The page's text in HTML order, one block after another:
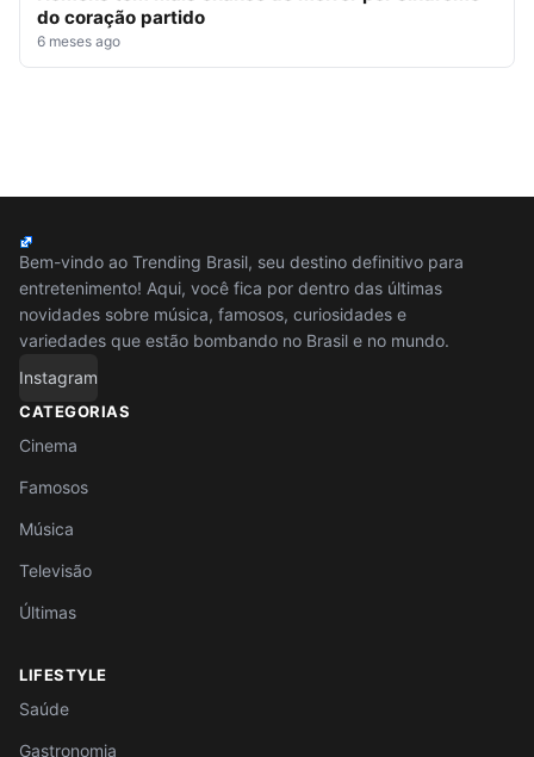
do coração partido
6 meses ago
Bem-vindo ao Trending Brasil, seu destino definitivo para
entretenimento! Aqui, você fica por dentro das últimas
novidades sobre música, famosos, curiosidades e
variedades que estão bombando no Brasil e no mundo.
Instagram
CATEGORIAS
Cinema
Famosos
Música
Televisão
Últimas
LIFESTYLE
Saúde
Gastronomia